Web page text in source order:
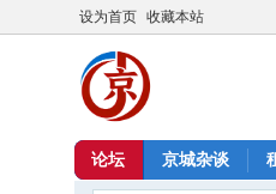
设为首页 收藏本站
论坛 京城杂谈